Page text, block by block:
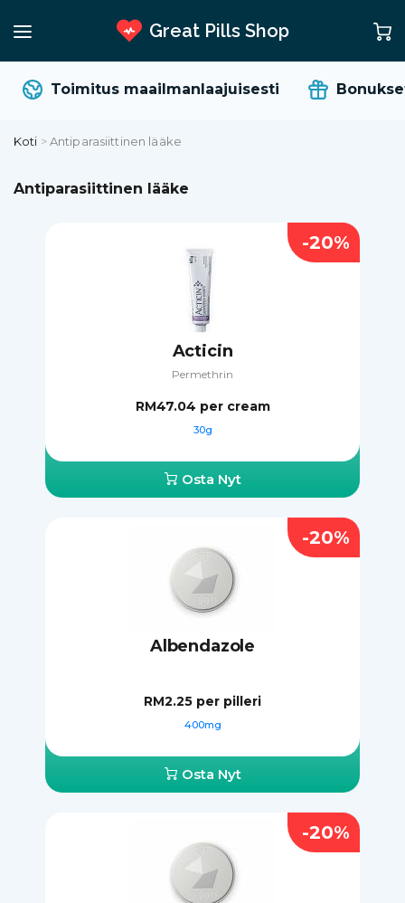
Great Pills Shop
Toimitus maailmanlaajuisesti Bonukset
Koti >Antiparasiittinen lääke
Antiparasiittinen lääke
Acticin
Permethrin
RM47.04 per cream
30g
Osta Nyt
-20%
Albendazole
RM2.25 per pilleri
400mg
Osta Nyt
-20%
-20%